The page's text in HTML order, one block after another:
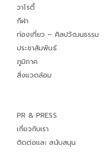
วาไรตี้
กีฬา
ท่องเที่ยว – ศิลปวัฒนธรรม
ประชาสัมพันธ์
ภูมิภาค
สิ่งแวดล้อม
PR & PRESS
เกี่ยวกับเรา
ติดต่อและ สนับสนุน